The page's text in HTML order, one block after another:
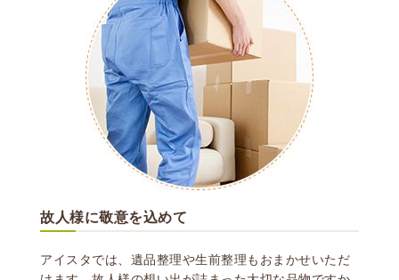
故人様に敬意を込めて
アイスタでは、遺品整理や生前整理もおまかせいただ